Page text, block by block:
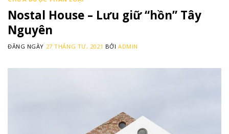
Nostal House – Lưu giữ “hồn” Tây
Nguyên
ĐĂNG NGÀY 27 THÁNG TƯ, 2021 BỞI ADMIN